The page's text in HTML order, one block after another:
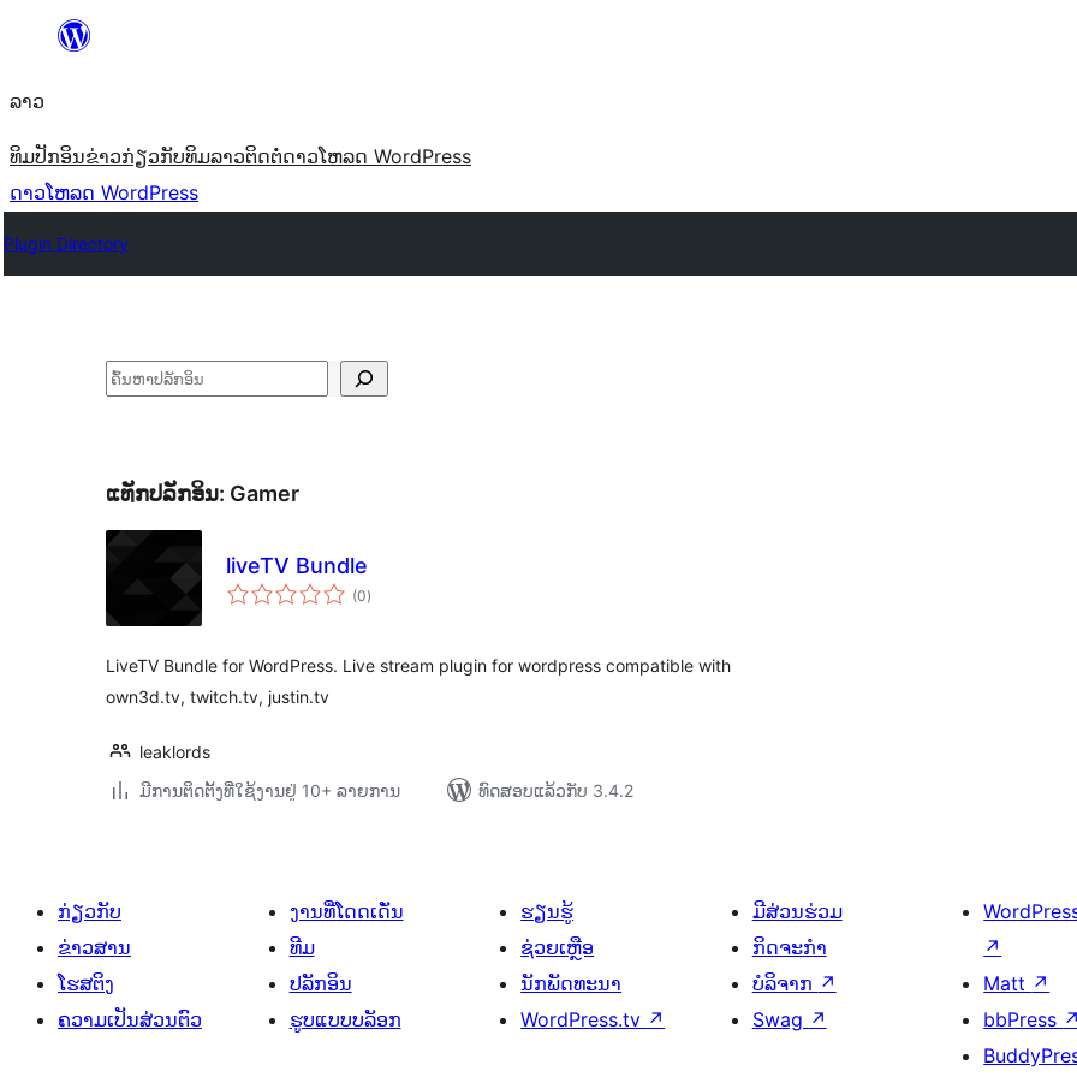
ທີ່
ເນື້ອຫາ
ລາວ
ທິມປັກອິນຂ່າວກ່ຽວກັບທິມລາວຕິດຕໍ່ດາວໂຫລດ WordPress
ດາວໂຫລດ WordPress
Plugin Directory
ຄົ້ນຫາ
ແທັກປລັກອິນ: Gamer
liveTV Bundle
(0ຄະແນນ
ທັງໝົດ
)
LiveTV Bundle for WordPress. Live stream plugin for wordpress compatible with
own3d.tv, twitch.tv, justin.tv
leaklords
ມີການຕິດຕັ້ງທີ່ໃຊ້ງານຢູ່ 10+ ລາຍການ
ທົດສອບແລ້ວກັບ 3.4.2
ກ່ຽວກັບ
ຂ່າວສານ
ໂຮສຕິງ
ຄວາມເປັນສ່ວນຕົວ
ງານທີ່ໂດດເດັ່ນ
ທີມ
ປລັກອິນ
ຮູບແບບບລັອກ
ຮຽນຮູ້
ຊ່ວຍເຫຼືອ
ນັກພັດທະນາ
WordPress.tv ↗
ມີສ່ວນຮ່ວມ
ກິດຈະກຳ
ບໍລິຈາກ ↗
Swag ↗
↗
Matt ↗
bbPress ↗